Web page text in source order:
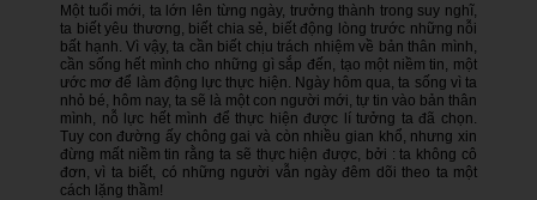
Một tuổi mới, ta lớn lên từng ngày, trưởng thành trong suy nghĩ,
ta biết yêu thương, biết chia sẻ, biết động lòng trước những nỗi
bất hạnh. Vì vậy, ta cần biết chịu trách nhiệm về bản thân mình,
cần sống hết mình cho những gì sắp đến, tạo một niềm tin, một
ước mơ để làm động lực thực hiện. Ngày hôm qua, ta sống vì ta
nhỏ bé, hôm nay, ta sẽ là một con người mới, tự tin vào bản thân
mình, nỗ lực hết mình để thực hiện được lí tưởng ta đã chọn.
Tuy con đường ấy chông gai và còn nhiều gian khổ, nhưng xin
đừng mất niềm tin rằng ta sẽ thực hiện được, bởi : ta không cô
đơn, vì ta biết, có những người vẫn ngày đêm dõi theo ta một
cách lặng thầm!